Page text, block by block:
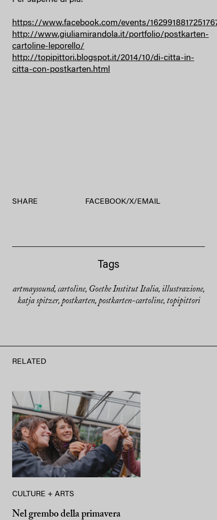
https://www.facebook.com/events/
http://www.giuliamirandola.it/portfolio/postkarten-
cartoline-leporello/
http://topipittori.blogspot.it/2014/10/di-citta-in-
citta-con-postkarten.html
SHARE FACEBOOK/X/ EMAIL
Tags
artmaysound, cartoline, Goethe Institut Italia, illustrazione,
katja spitzer, postkarten, postkarten-cartoline, topipittori
RELATED
CULTURE + ARTS
Nel grembo della primavera